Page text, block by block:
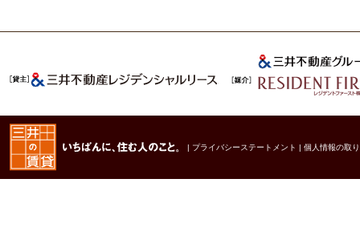
| プライバシーステートメント | 個人情報の取